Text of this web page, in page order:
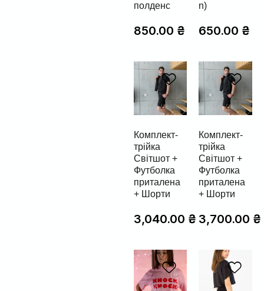
полденс
850.00 ₴
n)
650.00 ₴
Комплект-
трійка
Світшот +
Футболка
приталена
+ Шорти
3,040.00 ₴
Комплект-
трійка
Світшот +
Футболка
приталена
+ Шорти
3,700.00 ₴